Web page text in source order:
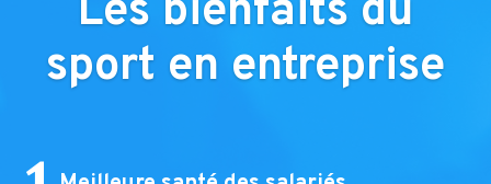
Les bienfaits du
sport en entreprise